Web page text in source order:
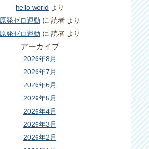
hello world より
原発ゼロ運動 に 読者 より
原発ゼロ運動 に 読者 より
アーカイブ
2026年8月
2026年7月
2026年6月
2026年5月
2026年4月
2026年3月
2026年2月